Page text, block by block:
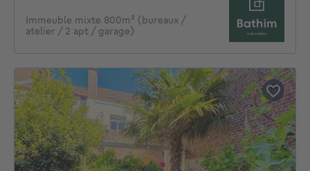
Immeuble mixte 800m² (bureaux /
atelier / 2 apt / garage)